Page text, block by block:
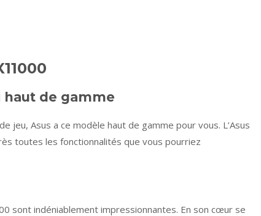
de gamme
jeu, Asus a ce modèle haut de gamme pour vous. L’Asus
toutes les fonctionnalités que vous pourriez
sont indéniablement impressionnantes. En son cœur se